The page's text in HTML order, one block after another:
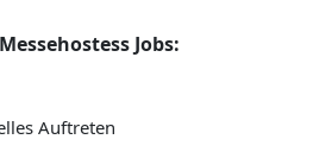
Jobs:
Auftreten